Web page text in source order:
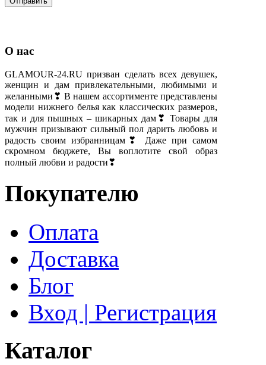
О нас
GLAMOUR-24.RU призван сделать всех девушек,
женщин и дам привлекательными, любимыми и
желанными❣ В нашем ассортименте представлены
модели нижнего белья как классических размеров,
так и для пышных – шикарных дам❣ Товары для
мужчин призывают сильный пол дарить любовь и
радость своим избранницам❣ Даже при самом
скромном бюджете, Вы воплотите свой образ
полный любви и радости❣
Покупателю
Оплата
Доставка
Блог
Вход | Регистрация
Каталог